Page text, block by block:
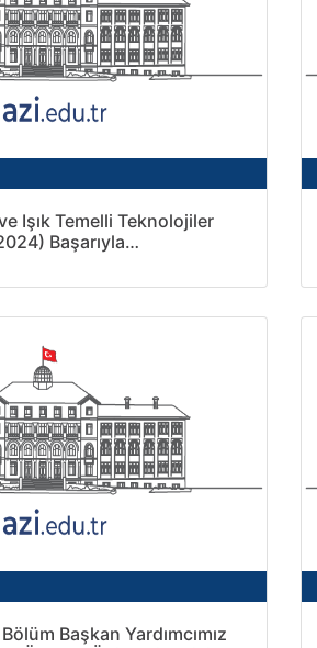
Işık Temelli Teknolojiler
Başarıyla
Başkan Yardımcımız